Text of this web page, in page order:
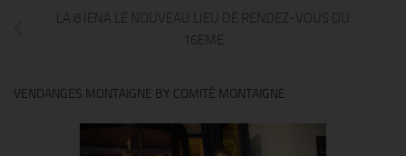
LA 8 IENA LE NOUVEAU LIEU DE RENDEZ-VOUS DU
16EME
VENDANGES MONTAIGNE BY COMITÉ MONTAIGNE